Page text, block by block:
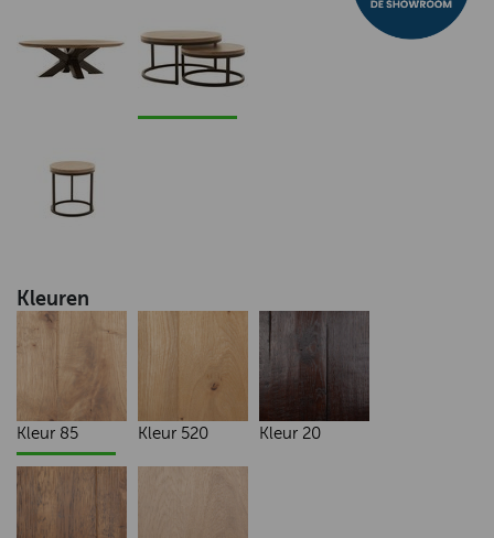
Kleuren
Kleur 85 Kleur 520 Kleur 20